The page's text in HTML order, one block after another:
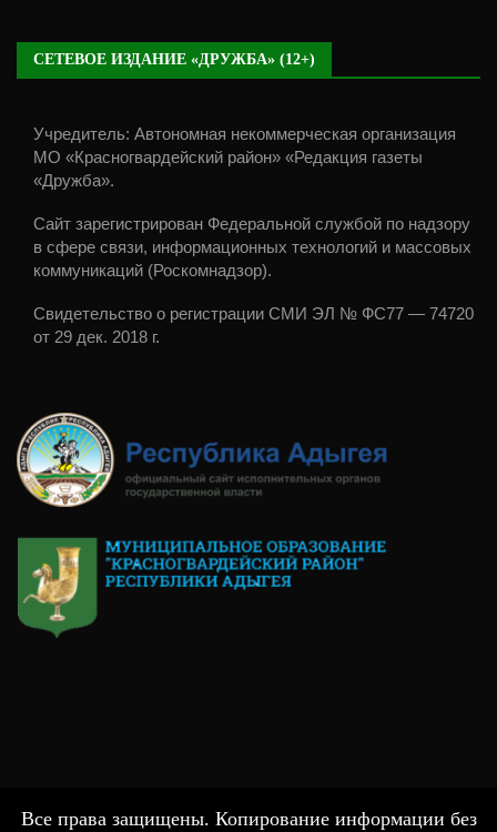
СЕТЕВОЕ ИЗДАНИЕ «ДРУЖБА» (12+)
Учредитель: Автономная некоммерческая организация
МО «Красногвардейский район» «Редакция газеты
«Дружба».
Сайт зарегистрирован Федеральной службой по надзору
в сфере связи, информационных технологий и массовых
коммуникаций (Роскомнадзор).
Свидетельство о регистрации СМИ ЭЛ № ФС77 — 74720
от 29 дек. 2018 г.
Все права защищены. Копирование информации без